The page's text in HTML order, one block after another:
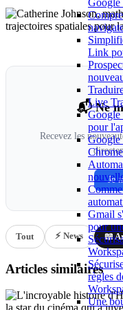
Google
Link
Live
Google
pour
Google
Gmail
pour
règles
Une
📬 Ne
Recevez les
Je
Tout ⚡ News 📖
Articles similaires